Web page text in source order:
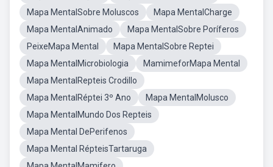
Mapa MentalSobre Moluscos
Mapa MentalCharge
Mapa MentalAnimado
Mapa MentalSobre Poríferos
PeixeMapa Mental
Mapa MentalSobre Reptei
Mapa MentalMicrobiologia
MamimeforMapa Mental
Mapa MentalRepteis Crodillo
Mapa MentalRéptei 3º Ano
Mapa MentalMolusco
Mapa MentalMundo Dos Repteis
Mapa Mental DePerifenos
Mapa Mental RépteisTartaruga